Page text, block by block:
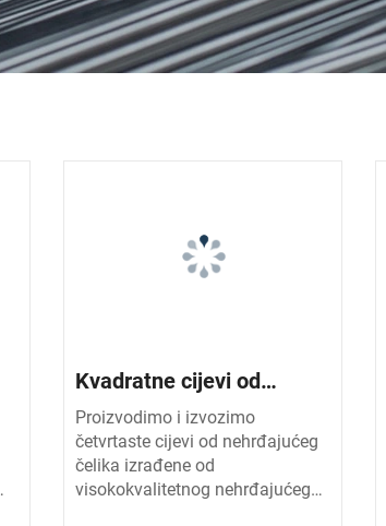
Kvadratne cijevi od
nehrđajućeg čelika
Proizvodimo i izvozimo
četvrtaste cijevi od nehrđajućeg
čelika izrađene od
visokokvalitetnog nehrđajućeg